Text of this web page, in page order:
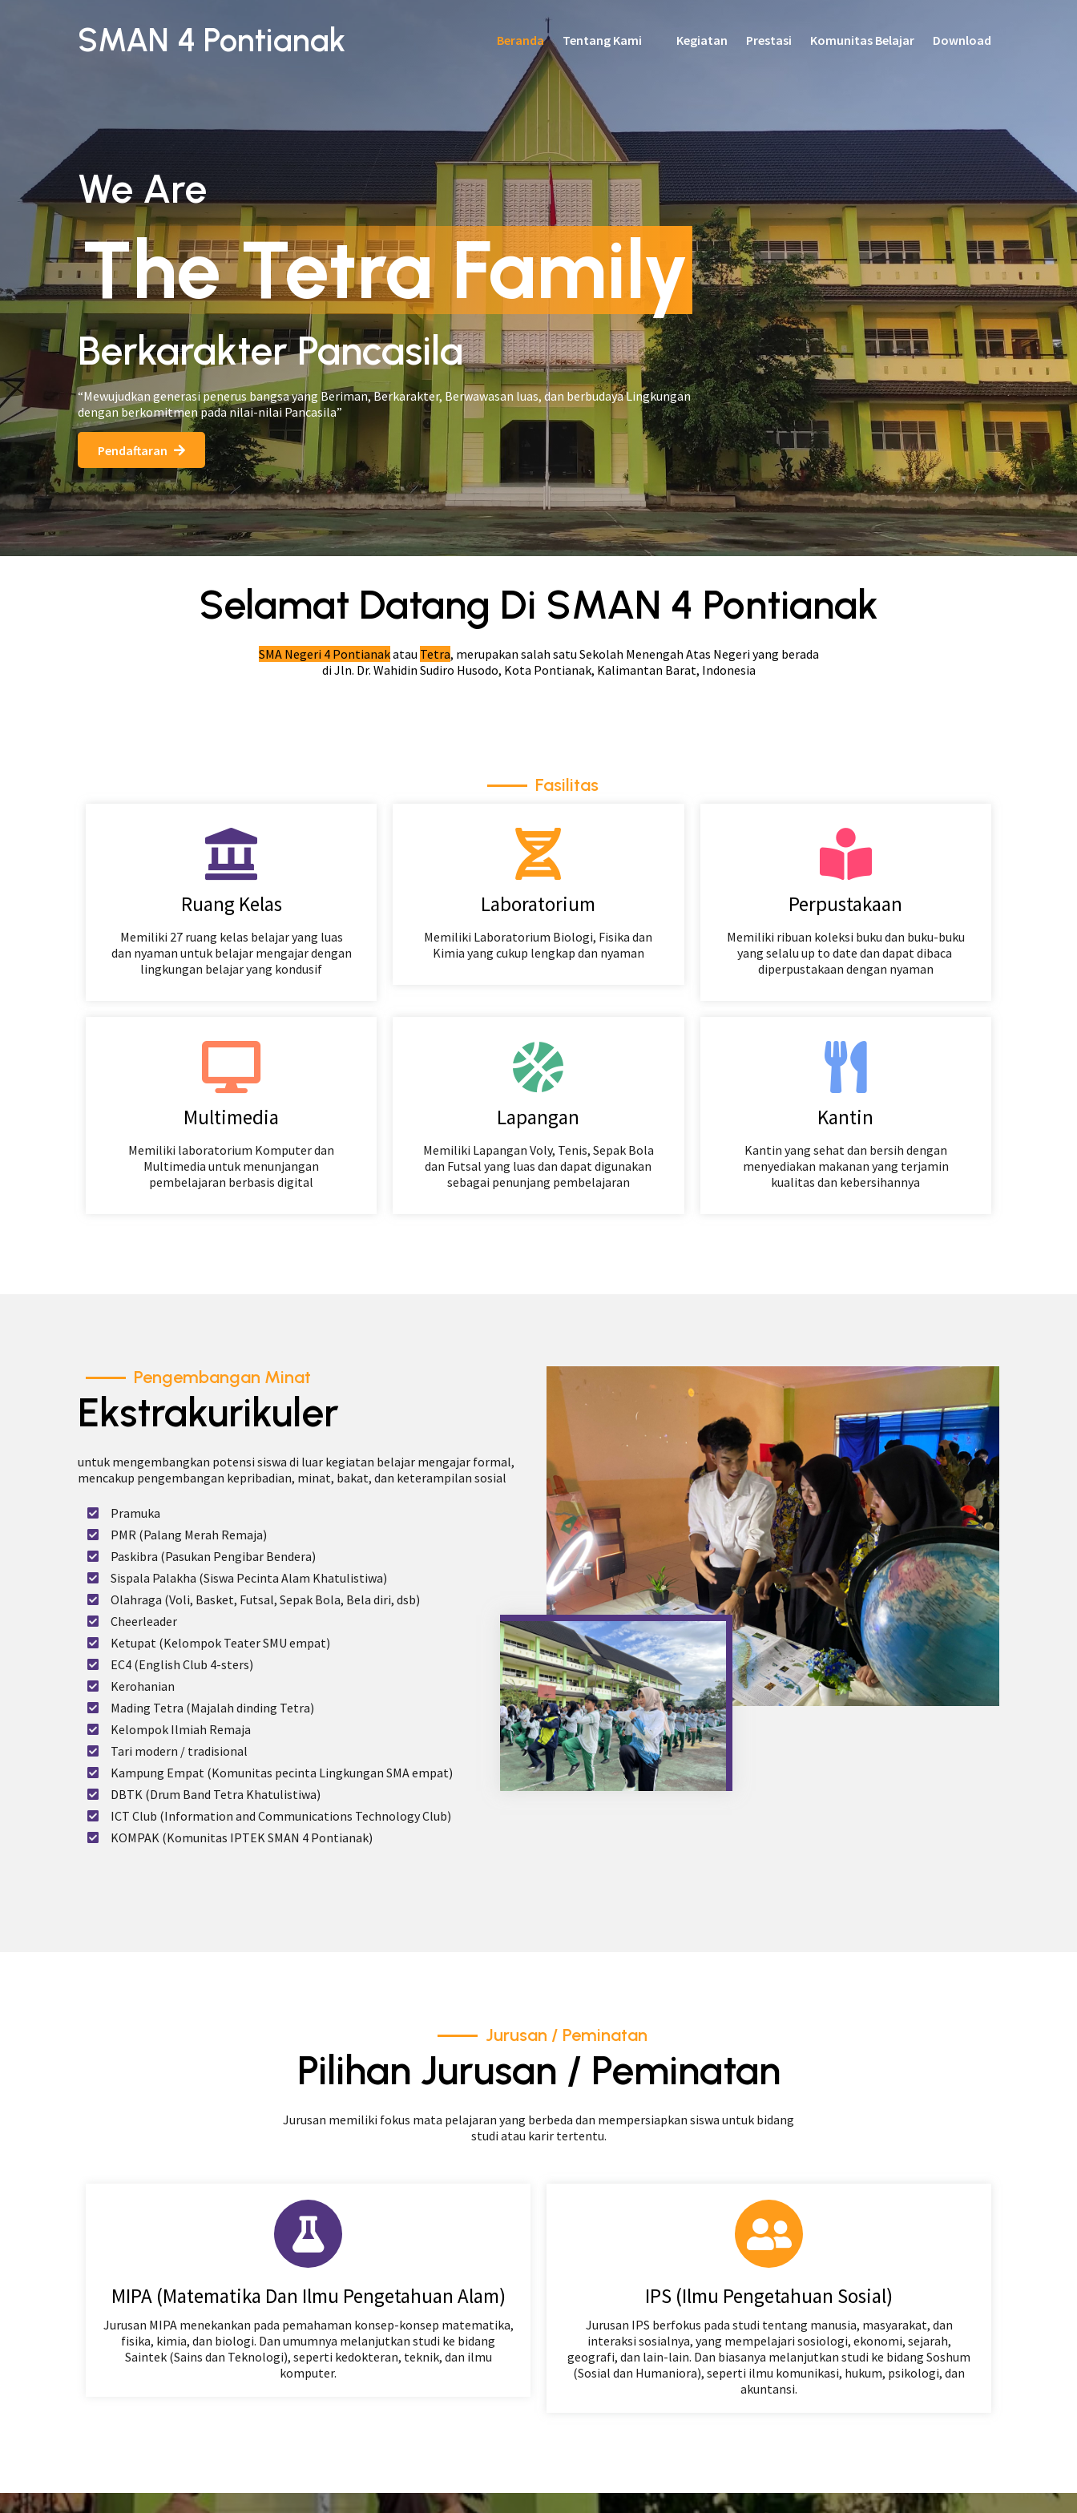
SMAN 4 Pontianak Beranda Tentang Kami Kegiatan Prestasi Komunitas Belajar Download
We Are
The Tetra Family
Berkarakter Pancasila
“Mewujudkan generasi penerus bangsa yang Beriman, Berkarakter, Berwawasan luas, dan berbudaya Lingkungan
dengan berkomitmen pada nilai-nilai Pancasila”
Pendaftaran
Selamat Datang Di SMAN 4 Pontianak
SMA Negeri 4 Pontianakatau Tetra, merupakan salah satu Sekolah Menengah Atas Negeri yang berada
di Jln. Dr. Wahidin Sudiro Husodo, Kota Pontianak, Kalimantan Barat, Indonesia
Fasilitas
Ruang Kelas
Memiliki 27 ruang kelas belajar yang luas
dan nyaman untuk belajar mengajar dengan
lingkungan belajar yang kondusif
Laboratorium
Memiliki Laboratorium Biologi, Fisika dan
Kimia yang cukup lengkap dan nyaman
Perpustakaan
Memiliki ribuan koleksi buku dan buku-buku
yang selalu up to date dan dapat dibaca
diperpustakaan dengan nyaman
Multimedia
Memiliki laboratorium Komputer dan
Multimedia untuk menunjangan
pembelajaran berbasis digital
Lapangan
Memiliki Lapangan Voly, Tenis, Sepak Bola
dan Futsal yang luas dan dapat digunakan
sebagai penunjang pembelajaran
Kantin
Kantin yang sehat dan bersih dengan
menyediakan makanan yang terjamin
kualitas dan kebersihannya
Pengembangan Minat
Ekstrakurikuler
untuk mengembangkan potensi siswa di luar kegiatan belajar mengajar formal,
mencakup pengembangan kepribadian, minat, bakat, dan keterampilan sosial
Pramuka
PMR (Palang Merah Remaja)
Paskibra (Pasukan Pengibar Bendera)
Sispala Palakha (Siswa Pecinta Alam Khatulistiwa)
Olahraga (Voli, Basket, Futsal, Sepak Bola, Bela diri, dsb)
Cheerleader
Ketupat (Kelompok Teater SMU empat)
EC4 (English Club 4-sters)
Kerohanian
Mading Tetra (Majalah dinding Tetra)
Kelompok Ilmiah Remaja
Tari modern / tradisional
Kampung Empat (Komunitas pecinta Lingkungan SMA empat)
DBTK (Drum Band Tetra Khatulistiwa)
ICT Club (Information and Communications Technology Club)
KOMPAK (Komunitas IPTEK SMAN 4 Pontianak)
Jurusan / Peminatan
Pilihan Jurusan / Peminatan
Jurusan memiliki fokus mata pelajaran yang berbeda dan mempersiapkan siswa untuk bidang
studi atau karir tertentu.
MIPA (Matematika Dan Ilmu Pengetahuan Alam)
Jurusan MIPA menekankan pada pemahaman konsep-konsep matematika,
fisika, kimia, dan biologi. Dan umumnya melanjutkan studi ke bidang
Saintek (Sains dan Teknologi), seperti kedokteran, teknik, dan ilmu
komputer.
IPS (Ilmu Pengetahuan Sosial)
Jurusan IPS berfokus pada studi tentang manusia, masyarakat, dan
interaksi sosialnya, yang mempelajari sosiologi, ekonomi, sejarah,
geografi, dan lain-lain. Dan biasanya melanjutkan studi ke bidang Soshum
(Sosial dan Humaniora), seperti ilmu komunikasi, hukum, psikologi, dan
akuntansi.